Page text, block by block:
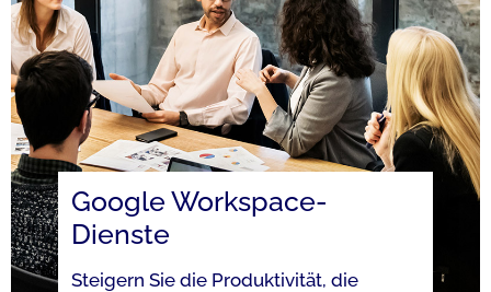
Google Workspace-
Dienste
Steigern Sie die Produktivität, die